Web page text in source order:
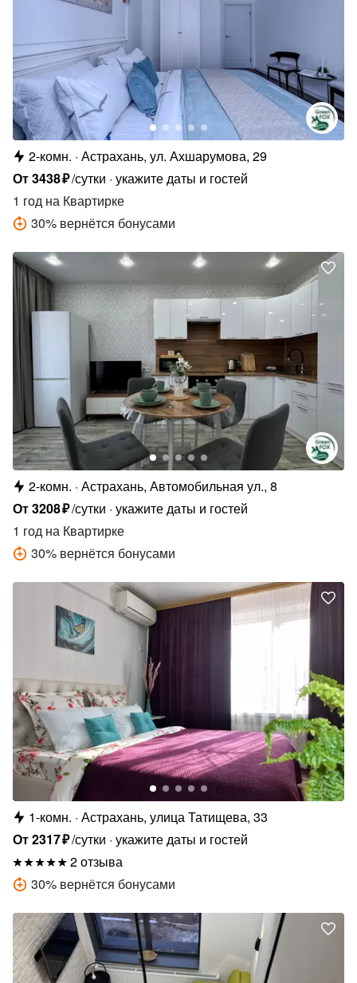
2-комн. Астрахань, ул. Ахшарумова, 29
От3438₽/сутки укажите даты и гостей
1 год на Квартирке
30% вернётся бонусами
2-комн. Астрахань, Автомобильная ул., 8
От3208₽/сутки укажите даты и гостей
1 год на Квартирке
30% вернётся бонусами
1-комн. Астрахань, улица Татищева, 33
От2317₽/сутки укажите даты и гостей
2 отзыва
30% вернётся бонусами